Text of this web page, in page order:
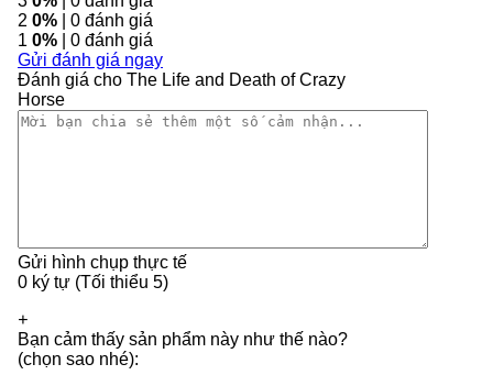
2 0% | 0 đánh giá
1 0% | 0 đánh giá
Gửi đánh giá ngay
Đánh giá cho The Life and Death of Crazy
Horse
Gửi hình chụp thực tế
0 ký tự (Tối thiểu 5)
+
Bạn cảm thấy sản phẩm này như thế nào?
(chọn sao nhé):